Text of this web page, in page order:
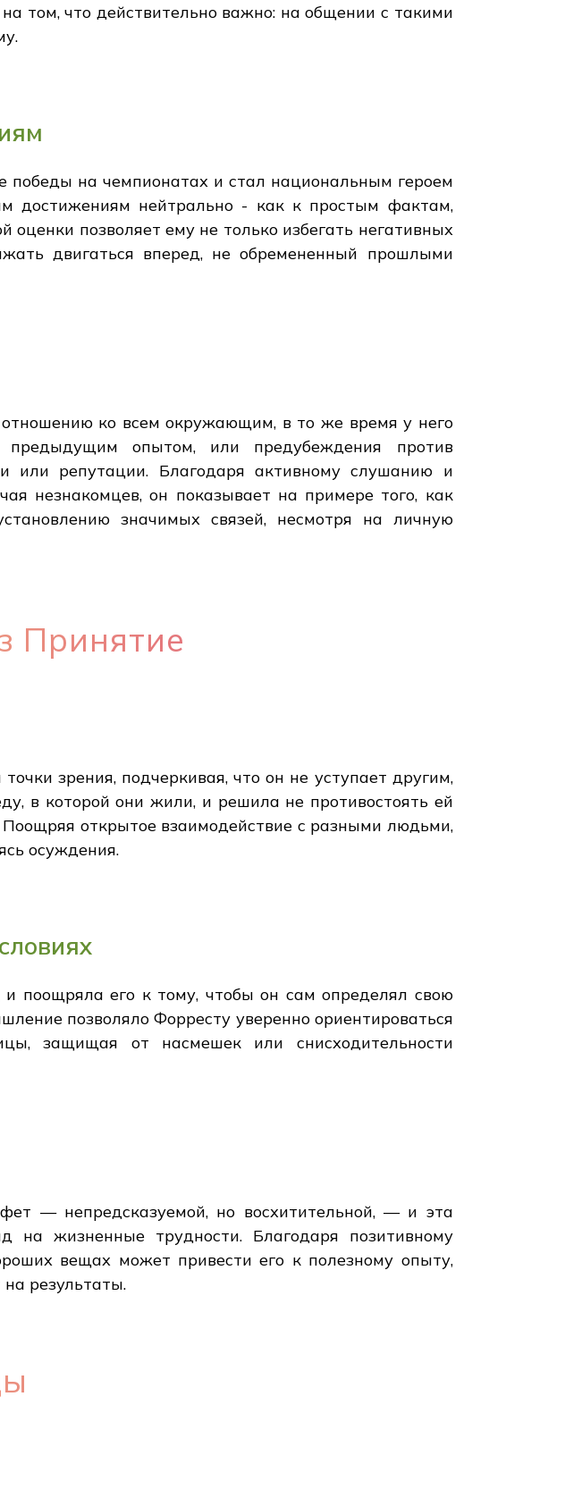
том, что действительно важно: на общении с такими
победы на чемпионатах и стал национальным героем
достижениям нейтрально - как к простым фактам,
оценки позволяет ему не только избегать негативных
двигаться вперед, не обремененный прошлыми
ко всем окружающим, в то же время у него
предыдущим опытом, или предубеждения против
или репутации. Благодаря активному слушанию и
незнакомцев, он показывает на примере того, как
значимых связей, несмотря на личную
Принятие
зрения, подчеркивая, что он не уступает другим,
в которой они жили, и решила не противостоять ей
открытое взаимодействие с разными людьми,
осуждения.
поощряла его к тому, чтобы он сам определял свою
позволяло Форресту уверенно ориентироваться
защищая от насмешек или снисходительности
— непредсказуемой, но восхитительной, — и эта
на жизненные трудности. Благодаря позитивному
вещах может привести его к полезному опыту,
результаты.